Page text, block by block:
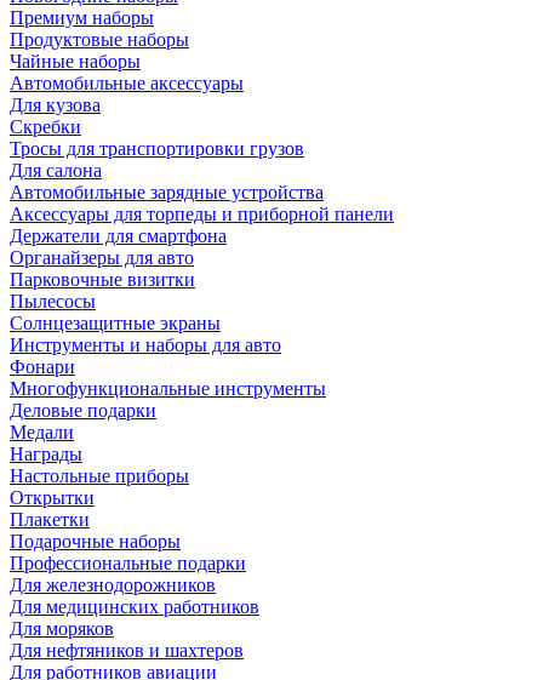
Премиум наборы
Продуктовые наборы
Чайные наборы
Автомобильные аксессуары
Для кузова
Скребки
Тросы для транспортировки грузов
Для салона
Автомобильные зарядные устройства
Аксессуары для торпеды и приборной панели
Держатели для смартфона
Органайзеры для авто
Парковочные визитки
Пылесосы
Солнцезащитные экраны
Инструменты и наборы для авто
Фонари
Многофункциональные инструменты
Деловые подарки
Медали
Награды
Настольные приборы
Открытки
Плакетки
Подарочные наборы
Профессиональные подарки
Для железнодорожников
Для медицинских работников
Для моряков
Для нефтяников и шахтеров
Для работников авиации